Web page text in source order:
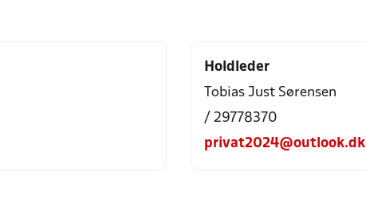
Holdleder
Tobias Just Sørensen
/ 29778370
privat2024@outlook.dk